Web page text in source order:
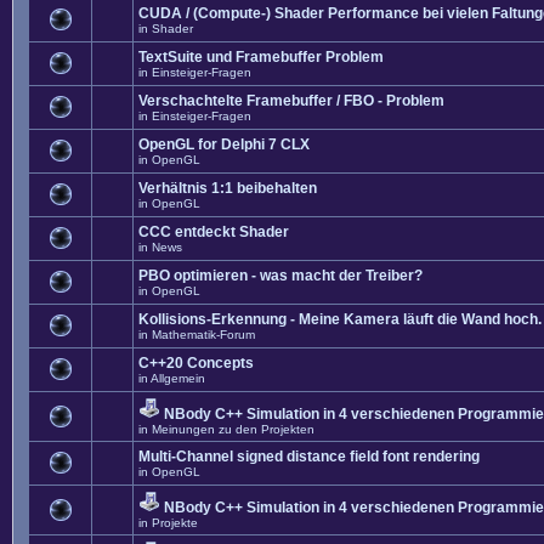
CUDA / (Compute-) Shader Performance bei vielen
in Shader
TextSuite und Framebuffer Problem
in Einsteiger-Fragen
Verschachtelte Framebuffer / FBO - Problem
in Einsteiger-Fragen
OpenGL for Delphi 7 CLX
in OpenGL
Verhältnis 1:1 beibehalten
in OpenGL
CCC entdeckt Shader
in News
PBO optimieren - was macht der Treiber?
in OpenGL
Kollisions-Erkennung - Meine Kamera läuft die Wand hoch.
in Mathematik-Forum
C++20 Concepts
in Allgemein
NBody C++ Simulation in 4 verschiedenen
in Meinungen zu den Projekten
Multi-Channel signed distance field font rendering
in OpenGL
NBody C++ Simulation in 4 verschiedenen
in Projekte